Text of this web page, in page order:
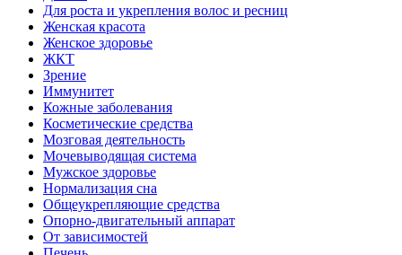
Для роста и укрепления волос и ресниц
Женская красота
Женское здоровье
ЖКТ
Зрение
Иммунитет
Кожные заболевания
Косметические средства
Мозговая деятельность
Мочевыводящая система
Мужское здоровье
Нормализация сна
Общеукрепляющие средства
Опорно-двигательный аппарат
От зависимостей